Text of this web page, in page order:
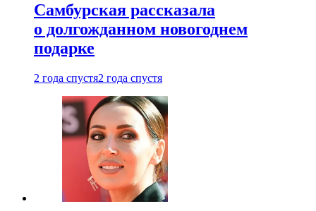
Самбурская рассказала
о долгожданном новогоднем
подарке
2 года спустя2 года спустя